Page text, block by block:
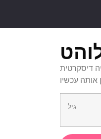
דיסקרטית
אותה עכשיו
גיל